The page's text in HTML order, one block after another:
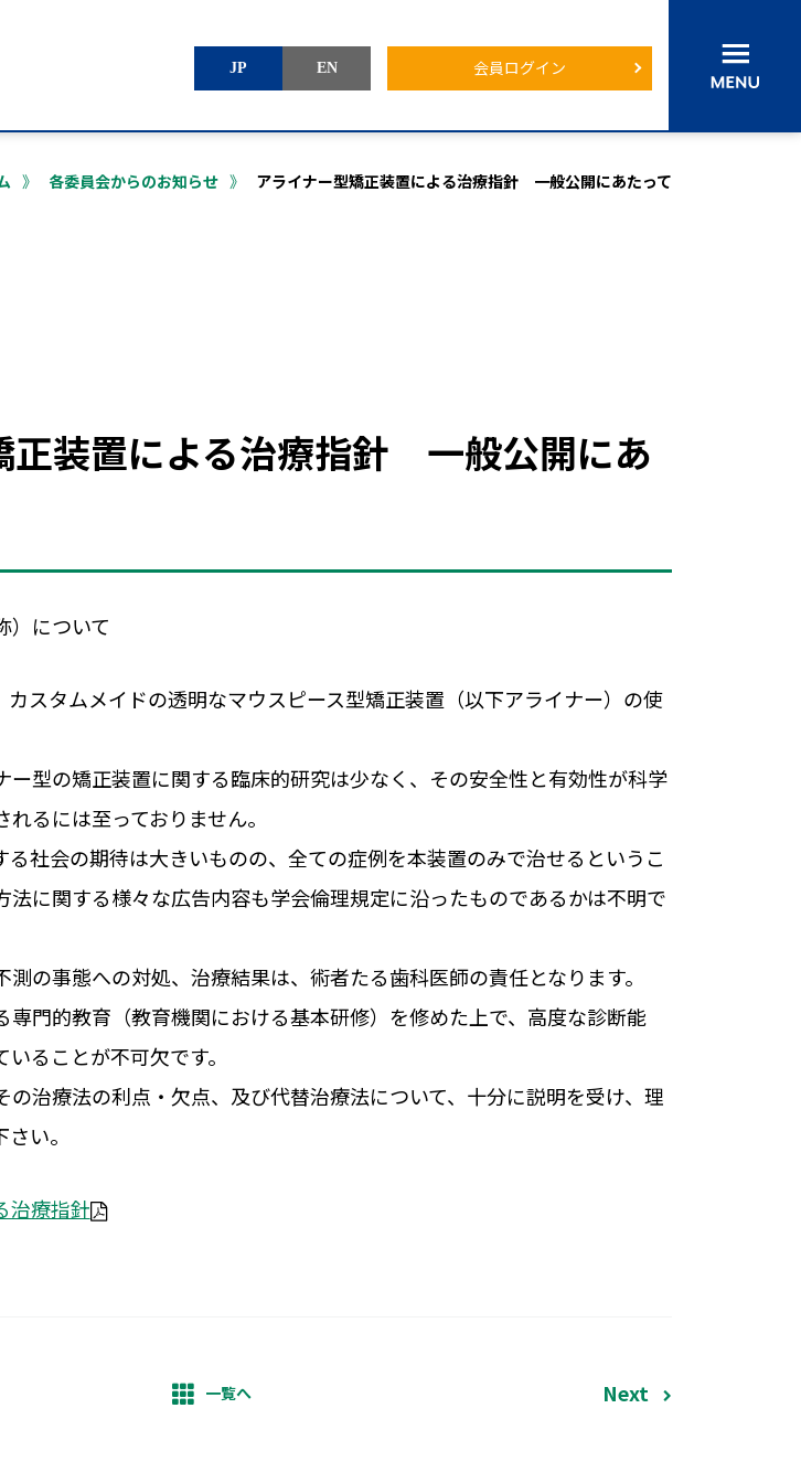
JP EN 会員ログイン
》 各委員会からのお知らせ 》 アライナー型矯正装置による治療指針 一般公開にあたって
正装置による治療指針 一般公開にあ
）について
カスタムメイドの透明なマウスピース型矯正装置（以下アライナー）の使
ー型の矯正装置に関する臨床的研究は少なく、その安全性と有効性が科学
るには至っておりません。
る社会の期待は大きいものの、全ての症例を本装置のみで治せるというこ
法に関する様々な広告内容も学会倫理規定に沿ったものであるかは不明で
の事態への対処、治療結果は、術者たる歯科医師の責任となります。
専門的教育（教育機関における基本研修）を修めた上で、高度な診断能
ることが不可欠です。
治療法の利点・欠点、及び代替治療法について、十分に説明を受け、理
い。
治療指針
一覧へ Next